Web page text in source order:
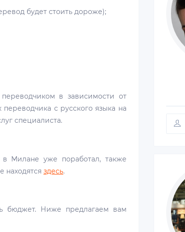
будет стоить дороже);
в зависимости от
переводчика с русского языка на
специалиста.
Милане уже поработал, также
находятся здесь.
бюджет. Ниже предлагаем вам